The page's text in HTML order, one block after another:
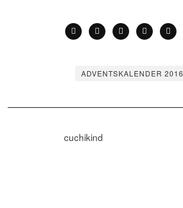
ADVENTSKALENDER 2016
cuchikind